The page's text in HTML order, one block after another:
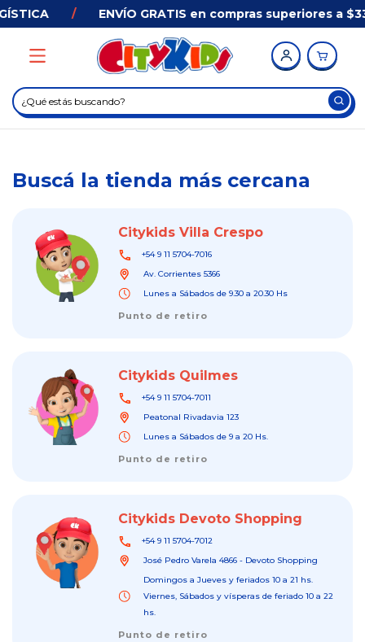
ENVÍO GRATIS en compras superiores a
Buscá la tienda más cercana
Citykids Villa Crespo
+54 9 11 5704-7016
Av. Corrientes 5366
Lunes a Sábados de 9.30 a 20.30 Hs
Punto de retiro
Citykids Quilmes
+54 9 11 5704-7011
Peatonal Rivadavia 123
Lunes a Sábados de 9 a 20 Hs.
Punto de retiro
Citykids Devoto Shopping
+54 9 11 5704-7012
José Pedro Varela 4866 - Devoto Shopping
Domingos a Jueves y feriados 10 a 21 hs.
Viernes, Sábados y vísperas de feriado 10 a 22
hs.
Punto de retiro